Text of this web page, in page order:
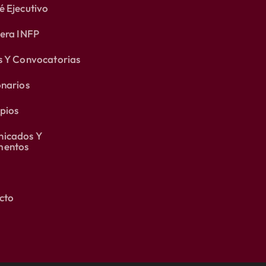
Ejecutivo
INFP
Y Convocatorias
Y